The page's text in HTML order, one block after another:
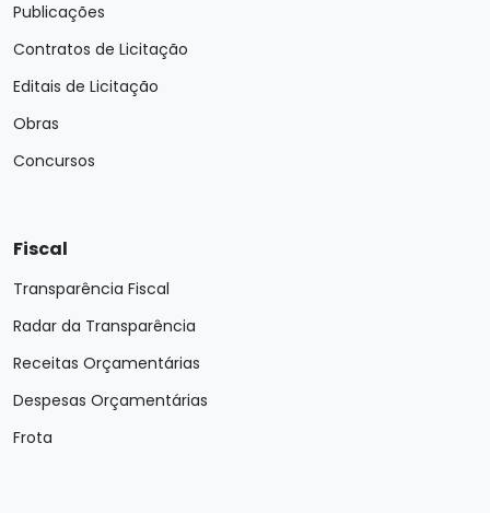
Publicações
Contratos de Licitação
Editais de Licitação
Obras
Concursos
Fiscal
Transparência Fiscal
Radar da Transparência
Receitas Orçamentárias
Despesas Orçamentárias
Frota